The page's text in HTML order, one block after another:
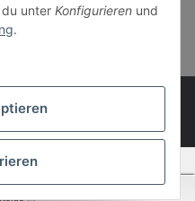
unter Konfigurieren und
.
Paradies
ⓘ